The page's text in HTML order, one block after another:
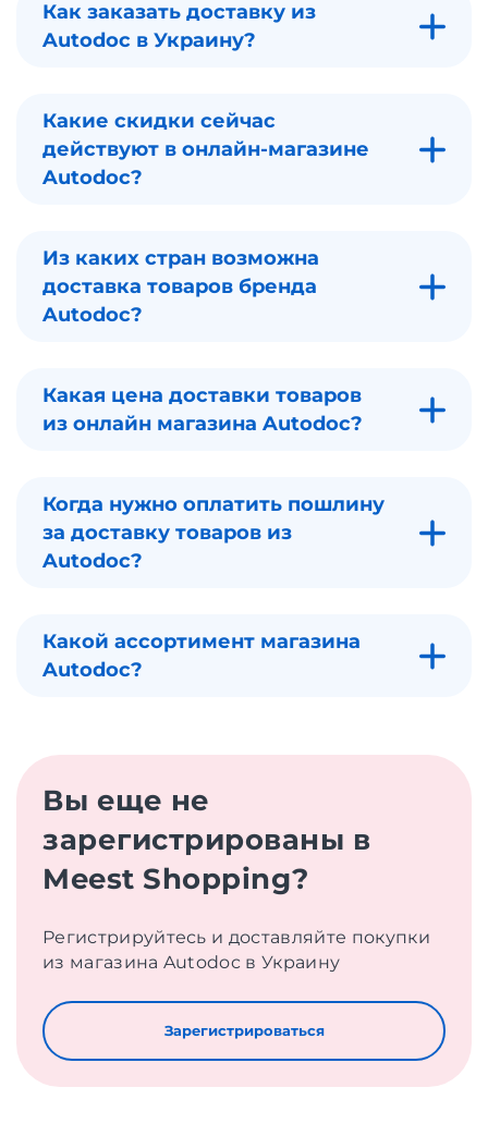
Как заказать доставку из
Autodoc в Украину?
Какие скидки сейчас
действуют в онлайн-магазине
Autodoc?
Из каких стран возможна
доставка товаров бренда
Autodoc?
Какая цена доставки товаров
из онлайн магазина Autodoc?
Когда нужно оплатить пошлину
за доставку товаров из
Autodoc?
Какой ассортимент магазина
Autodoc?
Вы еще не
зарегистрированы в
Meest Shopping?
Регистрируйтесь и доставляйте покупки
из магазина Autodoc в Украину
Зарегистрироваться